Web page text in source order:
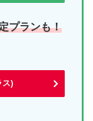
プランも！
ス)